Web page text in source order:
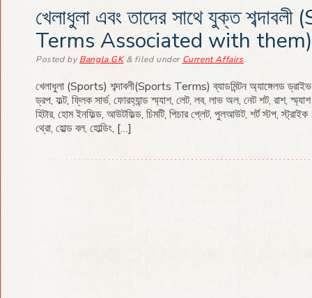
খেলাধুলা এবং তাদের সাথে যুক্ত
Terms Associated with them)
Posted byBangla GK &filed under Current Affairs.
খেলাধুলা (Sports) শব্দাবলী(Sports Terms) ব্যাডমিন্টন অ্যাঙ্গেলড ড্রাইভ
ড্রপ, ফল্ট, ফ্লিক সার্ভ, ফোরহ্যান্ড স্ম্যাশ, লেট, লব, লাভ অল, নেট শট, রাশ, স্ম্যাশ।
হিটার, হোম ইনফিল্ড, আউটফিল্ড, চিমটি, পিচার প্লেট, পুলআউট, শর্ট স্টপ,
থ্রো, হোল্ড বল, হোল্ডিং, […]